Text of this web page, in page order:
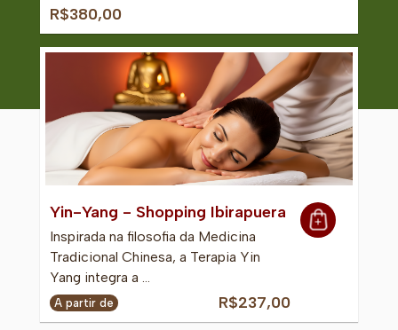
R$380,00
Yin-Yang - Shopping Ibirapuera
Inspirada na filosofia da Medicina
Tradicional Chinesa, a Terapia Yin
Yang integra a …
A partir de R$237,00